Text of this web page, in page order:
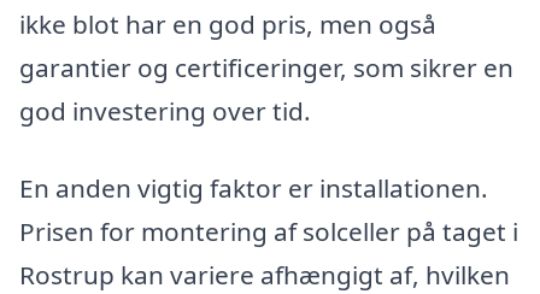
ikke blot har en god pris, men også
garantier og certificeringer, som sikrer en
god investering over tid.
En anden vigtig faktor er installationen.
Prisen for montering af solceller på taget i
Rostrup kan variere afhængigt af, hvilken